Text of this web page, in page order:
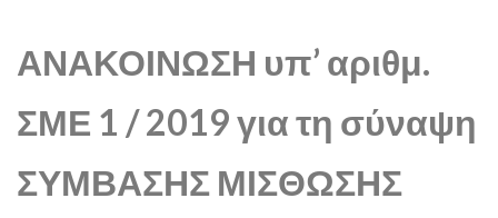
ΑΝΑΚΟΙΝΩΣΗ υπ’ αριθμ.
ΣΜΕ 1 / 2019 για τη σύναψη
ΣΥΜΒΑΣΗΣ ΜΙΣΘΩΣΗΣ